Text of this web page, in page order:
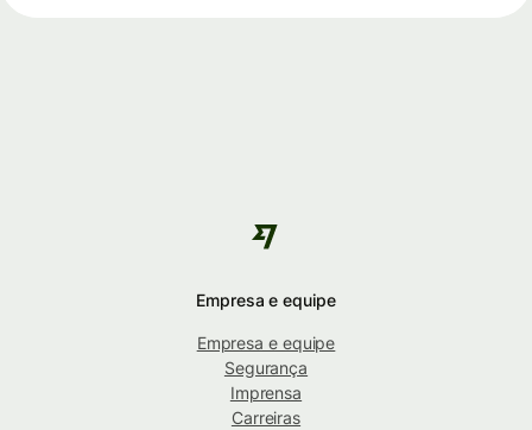
Empresa e equipe
Empresa e equipe
Segurança
Imprensa
Carreiras